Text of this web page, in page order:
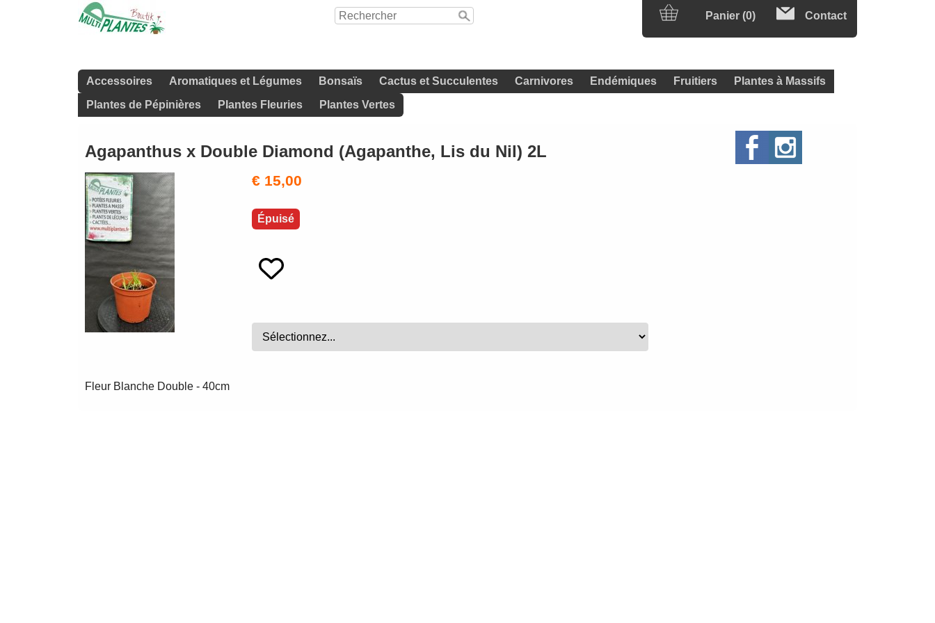
Panier (0) Contact
Accessoires Aromatiques et Légumes Bonsaïs Cactus et Succulentes Carnivores Endémiques Fruitiers
Plantes à Massifs
Plantes de Pépinières
Plantes Fleuries Plantes Vertes
Agapanthus x Double Diamond (Agapanthe, Lis du Nil) 2L
€ 15,00
Épuisé
Fleur Blanche Double - 40cm